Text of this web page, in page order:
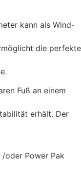
kann als Wind-
die perfekte
Fuß an einem
erhält. Der
/oder Power Pak